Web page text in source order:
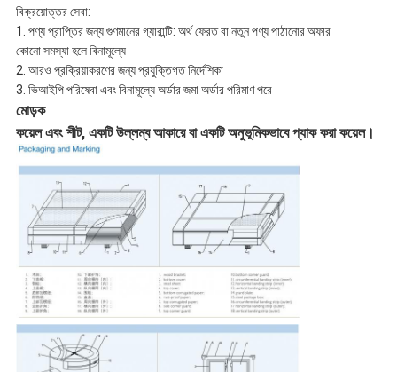
বিক্রয়োত্তর সেবা:
1. পণ্য প্রাপ্তির জন্য গুণমানের গ্যারান্টি: অর্থ ফেরত বা নতুন পণ্য পাঠানোর অফার
কোনো সমস্যা হলে বিনামূল্যে
2. আরও প্রক্রিয়াকরণের জন্য প্রযুক্তিগত নির্দেশিকা
3. ভিআইপি পরিষেবা এবং বিনামূল্যে অর্ডার জমা অর্ডার পরিমাণ পরে
মোড়ক
কয়েল এবং শীট, একটি উল্লম্ব আকারে বা একটি অনুভূমিকভাবে প্যাক করা কয়েল।